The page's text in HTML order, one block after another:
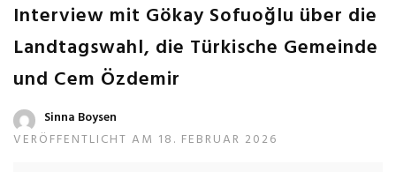
Interview mit Gökay Sofuoğlu über die
Landtagswahl, die Türkische Gemeinde
und Cem Özdemir
Sinna Boysen
VERÖFFENTLICHT AM 18. FEBRUAR 2026